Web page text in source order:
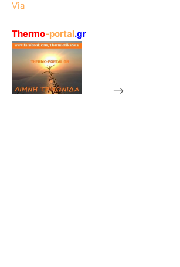
Via
Thermo-portal.gr
-->